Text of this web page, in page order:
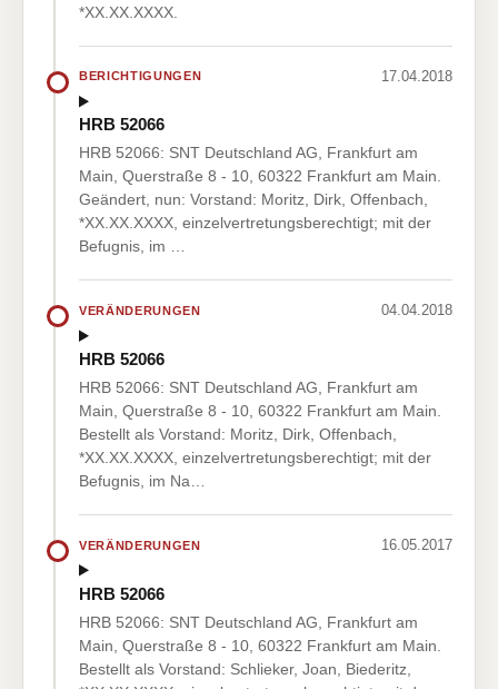
*XX.XX.XXXX.
BERICHTIGUNGEN 17.04.2018
HRB 52066
HRB 52066: SNT Deutschland AG, Frankfurt am
Main, Querstraße 8 - 10, 60322 Frankfurt am Main.
Geändert, nun: Vorstand: Moritz, Dirk, Offenbach,
*XX.XX.XXXX, einzelvertretungsberechtigt; mit der
Befugnis, im …
VERÄNDERUNGEN 04.04.2018
HRB 52066
HRB 52066: SNT Deutschland AG, Frankfurt am
Main, Querstraße 8 - 10, 60322 Frankfurt am Main.
Bestellt als Vorstand: Moritz, Dirk, Offenbach,
*XX.XX.XXXX, einzelvertretungsberechtigt; mit der
Befugnis, im Na…
VERÄNDERUNGEN 16.05.2017
HRB 52066
HRB 52066: SNT Deutschland AG, Frankfurt am
Main, Querstraße 8 - 10, 60322 Frankfurt am Main.
Bestellt als Vorstand: Schlieker, Joan, Biederitz,